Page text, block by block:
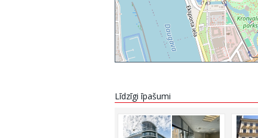
Līdzīgi īpašumi